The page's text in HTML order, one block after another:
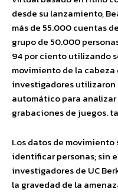
desde su lanzamiento,
más de 55.000 cuentas
grupo de 50.000
94 por ciento utilizando
movimiento de la cabeza
investigadores
automático para analizar
grabaciones de juegos.
Los datos de
identificar personas; sin
investigadores de UC
la gravedad de la